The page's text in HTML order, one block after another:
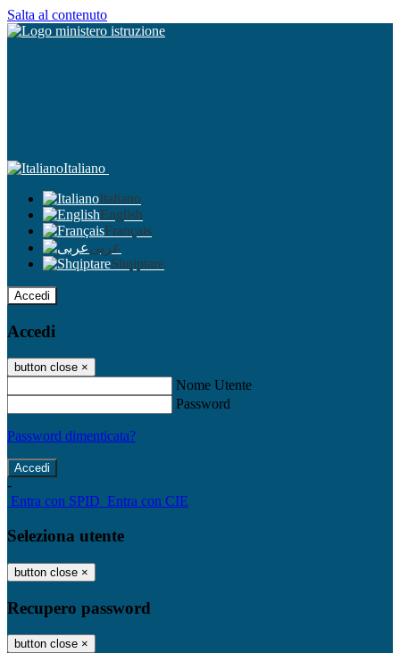
Salta al contenuto
Italiano
Italiano
English
Français
عربى
Shqiptare
Accedi
Accedi
button close ×
Nome Utente
Password
Password dimenticata?
-
Entra con SPID Entra con CIE
Seleziona utente
button close ×
Recupero password
button close ×